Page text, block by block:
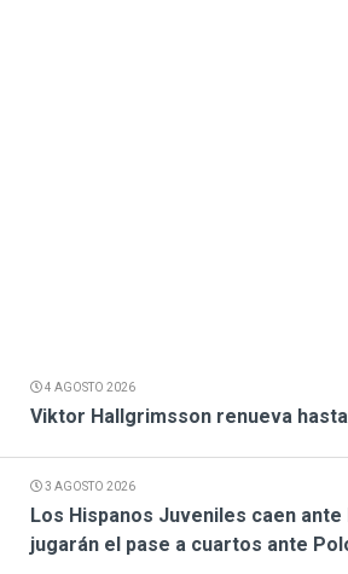
4 AGOSTO 2026
Viktor Hallgrimsson renueva
3 AGOSTO 2026
Los Hispanos Juveniles caen ante
jugarán el pase a cuartos ante